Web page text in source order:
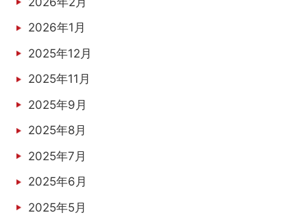
2026年1月
2025年12月
2025年11月
2025年9月
2025年8月
2025年7月
2025年6月
2025年5月